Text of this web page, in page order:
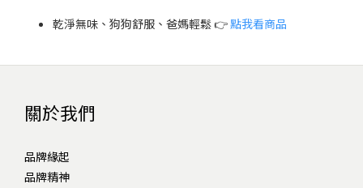
乾淨無味、狗狗舒服、爸媽輕鬆 👉點我看商品
關於我們
品牌緣起
品牌精神